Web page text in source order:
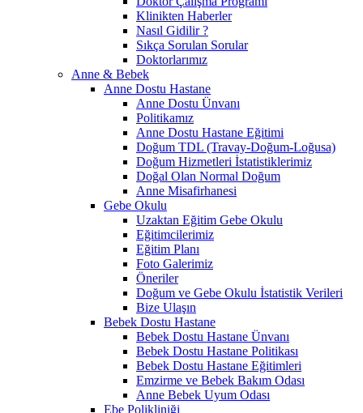
Klinikten Haberler
Nasıl Gidilir ?
Sıkça Sorulan Sorular
Doktorlarımız
Anne & Bebek
Anne Dostu Hastane
Anne Dostu Ünvanı
Politikamız
Anne Dostu Hastane Eğitimi
Doğum TDL (Travay-Doğum-Loğusa)
Doğum Hizmetleri İstatistiklerimiz
Doğal Olan Normal Doğum
Anne Misafirhanesi
Gebe Okulu
Uzaktan Eğitim Gebe Okulu
Eğitimcilerimiz
Eğitim Planı
Foto Galerimiz
Öneriler
Doğum ve Gebe Okulu İstatistik Verileri
Bize Ulaşın
Bebek Dostu Hastane
Bebek Dostu Hastane Ünvanı
Bebek Dostu Hastane Politikası
Bebek Dostu Hastane Eğitimleri
Emzirme ve Bebek Bakım Odası
Anne Bebek Uyum Odası
Ebe Polikliniği